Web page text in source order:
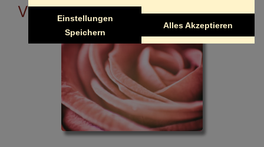
Verbindung von Mann & Frau
Einstellungen
Speichern
Alles Akzeptieren